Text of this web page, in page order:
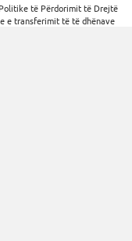
të Përdorimit të Drejtë
e transferimit të të dhënave